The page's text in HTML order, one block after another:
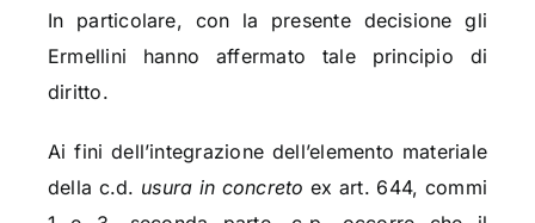
In particolare, con la presente decisione gli
Ermellini hanno affermato tale principio di
diritto.
Ai fini dell’integrazione dell’elemento materiale
della c.d. usura in concreto ex art. 644, commi